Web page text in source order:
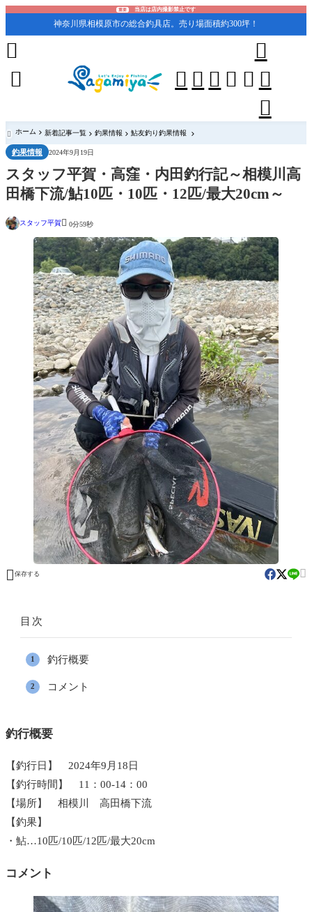
重要 当店は店内撮影禁止です
神奈川県相模原市の総合釣具店。売り場面積約300坪！
    





 ホーム 新着記事一覧 釣果情報 鮎友釣り釣果情報
釣果情報 2024年9月19日
スタッフ平賀・高窪・内田釣行記～相模川高
田橋下流/鮎10匹・10匹・12匹/最大20cm～
スタッフ平賀 0分59秒
 保存する 
目次
釣行概要
コメント
釣行概要
【釣行日】 2024年9月18日
【釣行時間】 11：00-14：00
【場所】 相模川 高田橋下流
【釣果】
・鮎…10匹/10匹/12匹/最大20cm
コメント